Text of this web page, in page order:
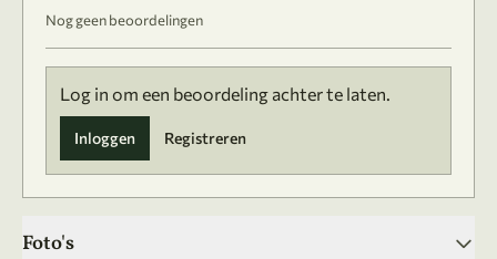
Nog geen beoordelingen
Log in om een beoordeling achter te laten.
Inloggen Registreren
Foto's